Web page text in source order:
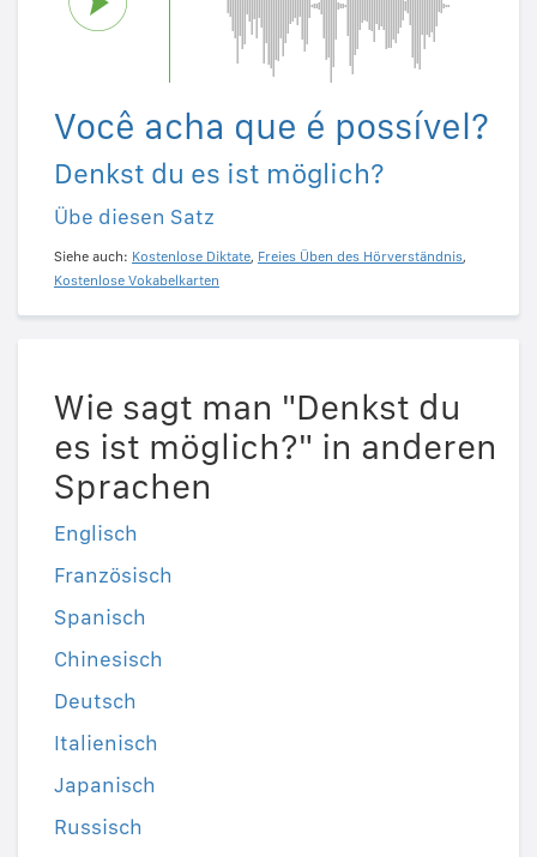
Você acha que é possível?
Denkst du es ist möglich?
Übe diesen Satz
Siehe auch: Kostenlose Diktate, Freies Üben des Hörverständnis,
Kostenlose Vokabelkarten
Wie sagt man "Denkst du
es ist möglich?" in anderen
Sprachen
Englisch
Französisch
Spanisch
Chinesisch
Deutsch
Italienisch
Japanisch
Russisch